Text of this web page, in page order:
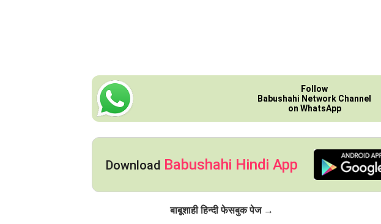
Follow
Babushahi Network Channel
on WhatsApp
Download Babushahi Hindi App
बाबूशाही हिन्दी फेसबुक पेज →